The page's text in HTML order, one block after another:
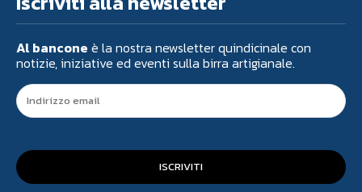
Al bancone è la nostra newsletter quindicinale con
notizie, iniziative ed eventi sulla birra artigianale.
ISCRIVITI